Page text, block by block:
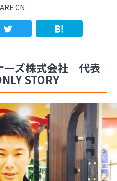
ON
ーズ株式会社 代表
STORY